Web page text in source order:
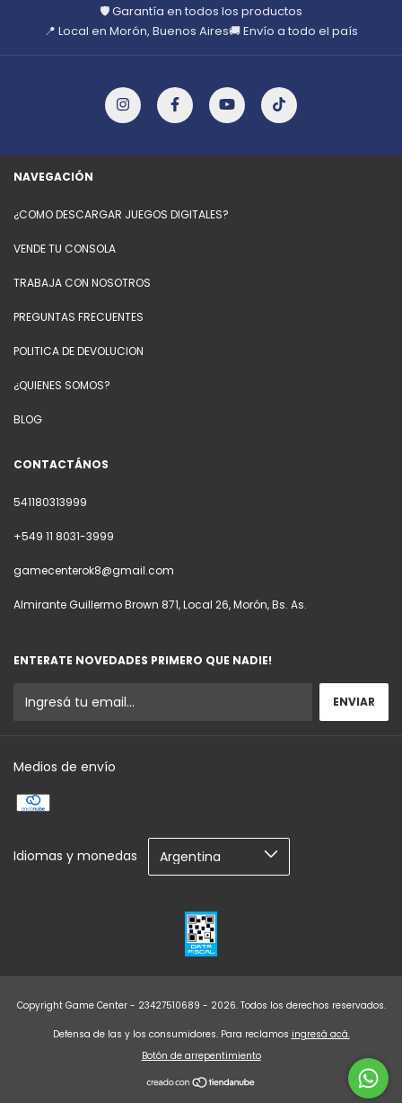
🛡️ Garantía en todos los productos
📍 Local en Morón, Buenos Aires🚚 Envío a todo el país
NAVEGACIÓN
¿COMO DESCARGAR JUEGOS DIGITALES?
VENDE TU CONSOLA
TRABAJA CON NOSOTROS
PREGUNTAS FRECUENTES
POLITICA DE DEVOLUCION
¿QUIENES SOMOS?
BLOG
CONTACTÁNOS
541180313999
+549 11 8031-3999
gamecenterok8@gmail.com
Almirante Guillermo Brown 871, Local 26, Morón, Bs. As.
ENTERATE NOVEDADES PRIMERO QUE NADIE!
Medios de envío
Idiomas y monedas
Copyright Game Center - 23427510689 - 2026. Todos los derechos reservados.
Defensa de las y los consumidores. Para reclamos ingresá acá.
Botón de arrepentimiento